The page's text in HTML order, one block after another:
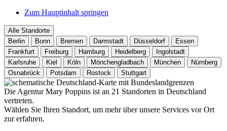
Zum Hauptinhalt springen
Alle Standorte
Berlin
Bonn Bremen Darmstadt Düsseldorf
Essen
Frankfurt
Freiburg Hamburg Heidelberg
Ingolstadt
Karlsruhe
Kiel Köln Mönchengladbach München
Nürnberg
Osnabrück
Potsdam Rostock Stuttgart
Die Agentur Mary Poppins ist an 21 Standorten in Deutschland
vertreten.
Wählen Sie Ihren Standort, um mehr über unsere Services vor Ort
zur erfahren.